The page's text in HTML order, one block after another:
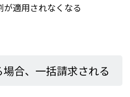
が適用されなくなる
合、一括請求される